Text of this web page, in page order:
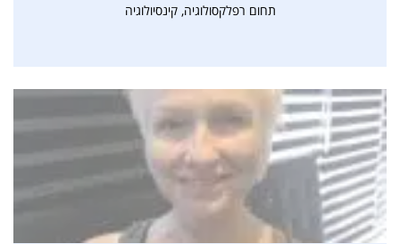
אני מאשרת קבלת דיוור פרסומי במייל
תחום רפלקסולוגיה, קינסיולוגיה